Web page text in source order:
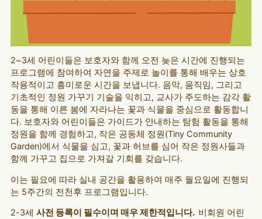
2~3세 어린이들은 보호자와 함께 오전 늦은 시간에 진행되는
프로그램에 참여하여 자연을 주제로 놀이를 통해 배우는 상호
작용적이고 흥미로운 시간을 보냅니다. 음악, 움직임, 그리고
기초적인 정원 가꾸기 기술을 익히고, 교사가 주도하는 감각 활
동을 통해 이른 봄에 자라나는 꽃과 식물을 중심으로 활동합니
다. 보호자와 어린이들은 가이드가 안내하는 탐험 활동을 통해
정원을 함께 경험하고, 작은 공동체 정원(Tiny Community
Garden)에서 식물을 심고, 꽃과 허브를 심어 작은 정원사들과
함께 가꾸고 집으로 가져갈 기회를 갖습니다.
이는 필요에 따라 실내 공간을 활용하여 매주 월요일에 진행되
는 5주간의 전천후 프로그램입니다.
2-3세 사전 등록이 필수이며 매우 제한적입니다. 비회원 어린